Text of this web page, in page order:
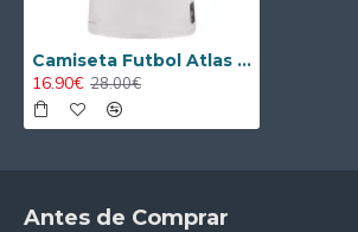
Camiseta Futbol Atlas FC Visitante 2024/25
16.90€ 28.00€
Antes de Comprar